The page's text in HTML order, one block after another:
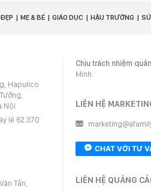
ĐẸP MẸ & BÉ GIÁO DỤC HẬU TRƯỜNG
Hapulico
Nội
lẻ 62.370
Tần,
Chịu trách nhiệm
Minh.
LIÊN HỆ
CHAT VỚI TƯ
LIÊN HỆ QUẢNG